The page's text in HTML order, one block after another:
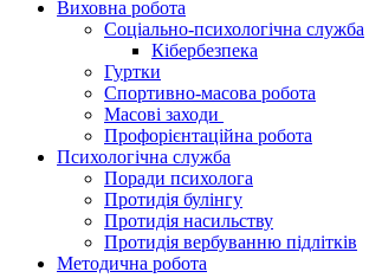
Виховна робота
Соціально-психологічна служба
Кібербезпека
Гуртки
Спортивно-масова робота
Масові заходи
Профорієнтаційна робота
Психологічна служба
Поради психолога
Протидія булінгу
Протидія насильству
Протидія вербуванню підлітків
Методична робота